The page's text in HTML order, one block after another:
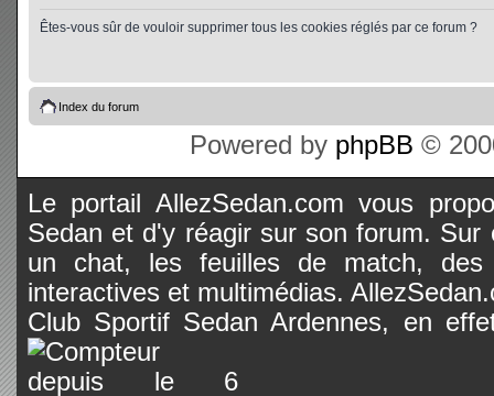
Êtes-vous sûr de vouloir supprimer tous les cookies réglés par ce forum ?
Index du forum
Powered by phpBB ©
Le portail AllezSedan.com vous
Sedan et d'y réagir sur son forum.
un chat, les feuilles de match, des
interactives et multimédias.
Club Sportif Sedan Ardennes, en